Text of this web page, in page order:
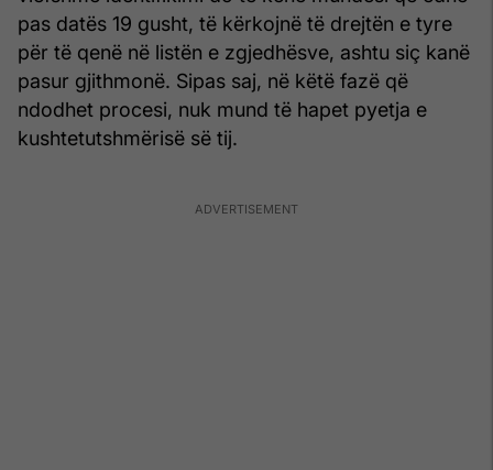
pas datës 19 gusht, të kërkojnë të drejtën e tyre
për të qenë në listën e zgjedhësve, ashtu siç kanë
pasur gjithmonë. Sipas saj, në këtë fazë që
ndodhet procesi, nuk mund të hapet pyetja e
kushtetutshmërisë së tij.